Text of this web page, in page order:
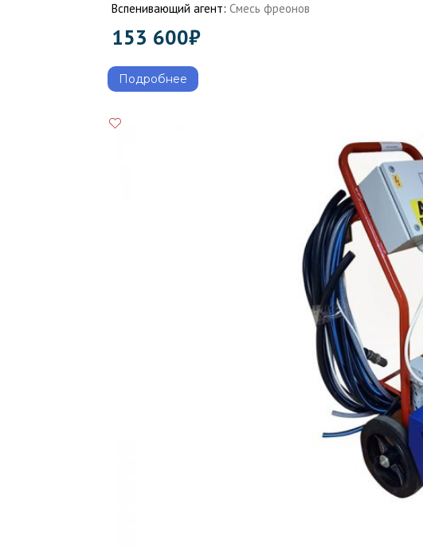
Вспенивающий агент: Смесь фреонов
153 600₽
Подробнее